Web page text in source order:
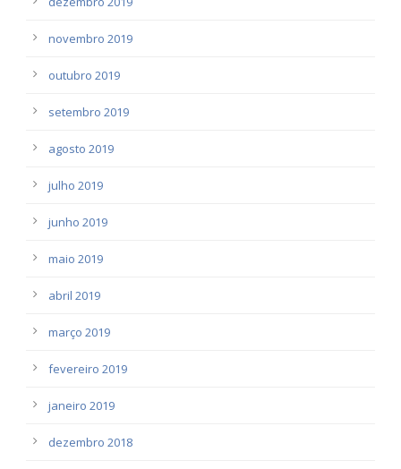
novembro 2019
outubro 2019
setembro 2019
agosto 2019
julho 2019
junho 2019
maio 2019
abril 2019
março 2019
fevereiro 2019
janeiro 2019
dezembro 2018